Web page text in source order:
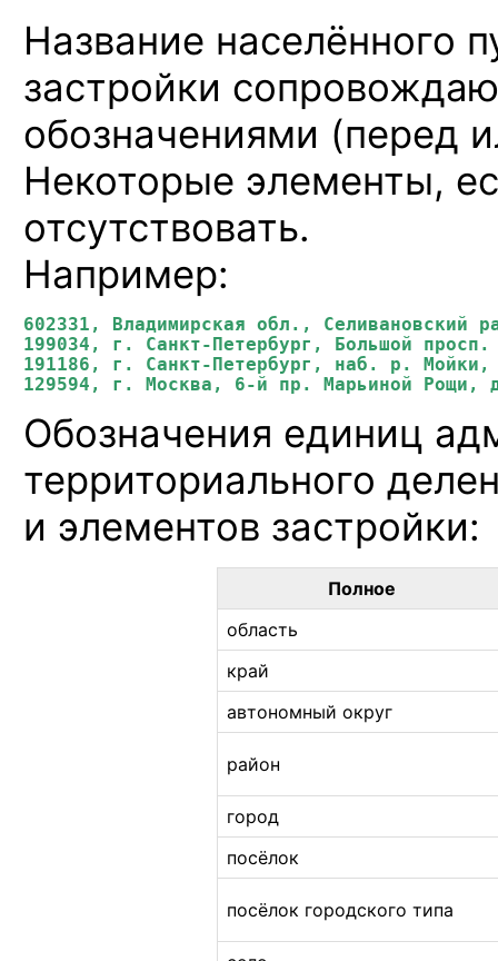
Название населённого
застройки
обозначениями (перед
Некоторые элементы,
отсутствовать.
Например:
602331, Владимирская обл., Селивановский
199034, г. Санкт-Петербург,
Большой
191186, г. Санкт-Петербург,
наб. р. Мойки,
129594, г. Москва, 6-й пр. Марьиной Рощи,
Обозначения единиц
территориального
и элементов застройки:
Полное
область
край
автономный округ
район
город
посёлок
посёлок городского типа